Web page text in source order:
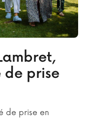
de prise
de prise en